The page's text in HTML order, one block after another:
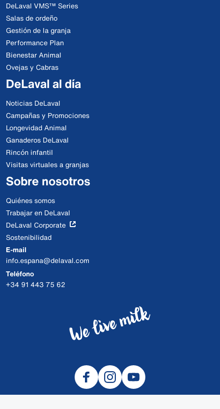
DeLaval VMS™ Series
Salas de ordeño
Gestión de la granja
Performance Plan
Bienestar Animal
Ovejas y Cabras
DeLaval al día
Noticias DeLaval
Campañas y Promociones
Longevidad Animal
Ganaderos DeLaval
Rincón infantil
Visitas virtuales a granjas
Sobre nosotros
Quiénes somos
Trabajar en DeLaval
DeLaval Corporate
Sostenibilidad
E-mail
info.espana@delaval.com
Teléfono
+34 91 443 75 62